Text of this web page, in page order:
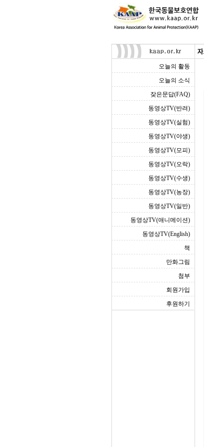
오늘의 활동
오늘의 소식
잦은문답(FAQ)
동영상TV(반려)
동영상TV(실험)
동영상TV(야생)
동영상TV(모피)
동영상TV(오락)
동영상TV(수생)
동영상TV(농장)
동영상TV(일반)
동영상TV(애니메이션)
동영상TV(English)
책
만화그림
첨부
회원가입
후원하기